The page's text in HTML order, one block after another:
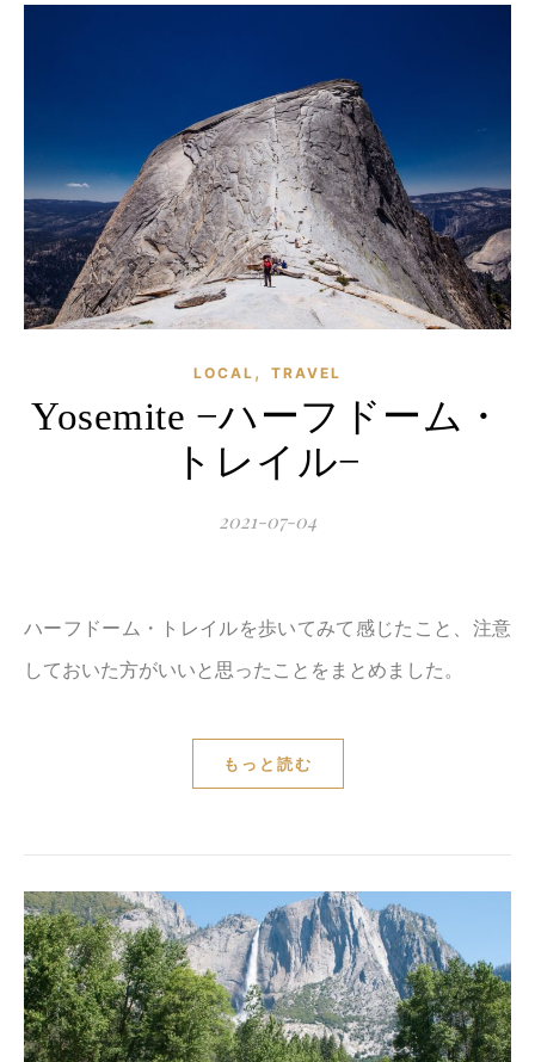
LOCAL , TRAVEL
Yosemite −ハーフドーム・
トレイル−
2021-07-04
ハーフドーム・トレイルを歩いてみて感じたこと、注意
しておいた方がいいと思ったことをまとめました。
もっと読む